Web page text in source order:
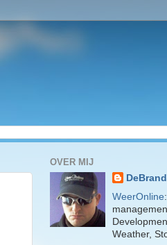
OVER MIJ
WeerOnline
Weather,